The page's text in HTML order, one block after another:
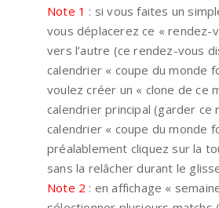
Note 1 : si vous faites un
vous déplacerez ce « rendez-
vers l’autre (ce rendez-vous
calendrier « coupe du monde
voulez créer un « clone de ce
calendrier principal (garder ce
calendrier « coupe du monde
préalablement cliquez sur la
sans la relâcher durant le
Note 2 : en affichage «